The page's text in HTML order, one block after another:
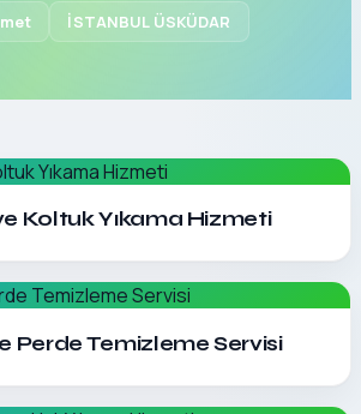
İSTANBUL ÜSKÜDAR
Koltuk Yıkama Hizmeti
Perde Temizleme Servisi